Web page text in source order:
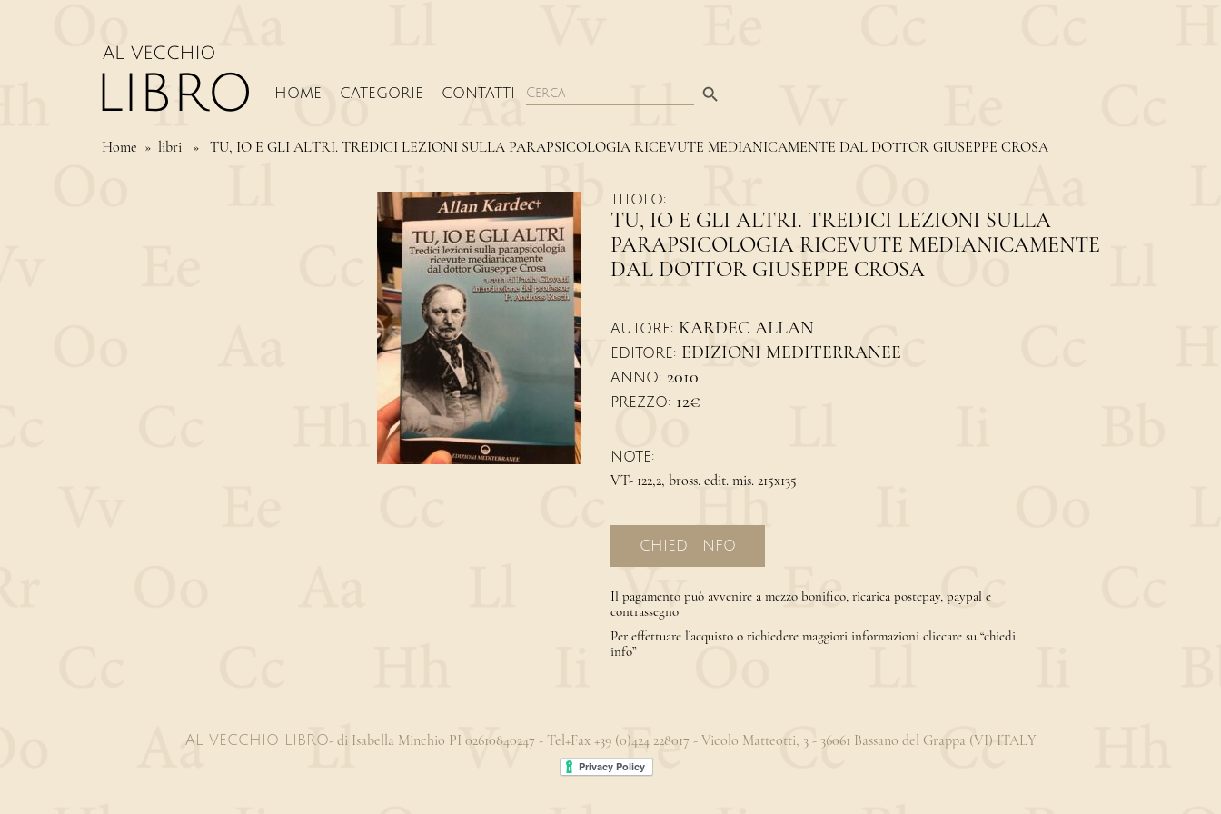
HOME CATEGORIE CONTATTI
Search
for:
Home » libri » TU, IO E GLI ALTRI. TREDICI LEZIONI SULLA PARAPSICOLOGIA RICEVUTE MEDIANICAMENTE DAL DOTTOR GIUSEPPE CROSA
TITOLO:
TU, IO E GLI ALTRI. TREDICI LEZIONI SULLA
PARAPSICOLOGIA RICEVUTE MEDIANICAMENTE
DAL DOTTOR GIUSEPPE CROSA
AUTORE: KARDEC ALLAN
EDITORE: EDIZIONI MEDITERRANEE
ANNO: 2010
PREZZO: 12€
NOTE:
VT- 122,2, bross. edit. mis. 215x135
CHIEDI INFO
Il pagamento può avvenire a mezzo bonifico, ricarica postepay, paypal e
contrassegno
Per effettuare l’acquisto o richiedere maggiori informazioni cliccare su “chiedi
info”
AL VECCHIO LIBRO- di Isabella Minchio PI 02610840247 - Tel+Fax +39 (0)424 228017 - Vicolo Matteotti, 3 - 36061 Bassano del Grappa (VI) ITALY